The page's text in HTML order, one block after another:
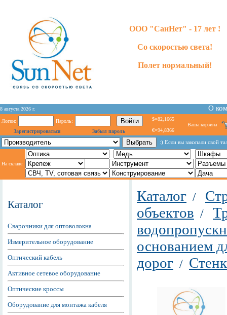
ООО "СанНет" - 17 лет !
Со скоростью света!
Полет нормальный!
8 августа 2026 г. О
Логин:
Пароль:
Зарегистрироваться
Забыл пароль
$=82,1665
€=94,8366
Ваша корзина
:) Если вы закопали свой
На складе:
Каталог
Сварочники для оптоволокна
Измерительное оборудование
Оптический кабель
Активное сетевое оборудование
Оптические кроссы
Оборудование для монтажа кабеля
Каталог /
объектов /
основанием
дорог /